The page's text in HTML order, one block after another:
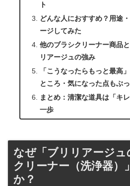
ト
どんな人におすすめ？用途
ージしてみた
他のブラシクリーナー商品
リアージュの強み
「こうなったらもっと最高
ところ・気になった点もぶ
まとめ：清潔な道具は「キ
一歩
なぜ「ブリリアージ
クリーナー（洗浄器）
か？